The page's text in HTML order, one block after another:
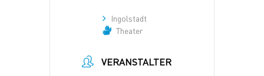
Ingolstadt
Theater
VERANSTALTER